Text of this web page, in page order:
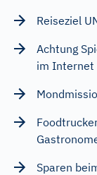
Reiseziel
Achtung
im Internet
Sparen